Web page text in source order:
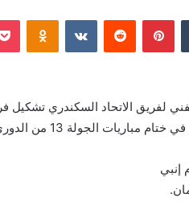
بينتيريست
لفريق الاتحاد السكندري تشكيل
13 من الدوري المصري الممتاز.
إنبي